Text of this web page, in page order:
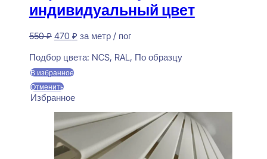
индивидуальный цвет
550₽ Первоначальная
составляла
550 ₽.
470 ₽Текущая
470 ₽.
за метр / пог
Подбор цвета: NCS, RAL, По образцу
В избранное
Отменить
Избранное